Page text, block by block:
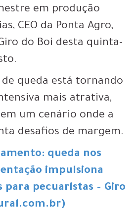
em produção
CEO da Ponta Agro,
do Boi desta quinta-
de queda está tornando
mais atrativa,
um cenário onde a
desafios de margem.
queda nos
impulsiona
pecuaristas – Giro